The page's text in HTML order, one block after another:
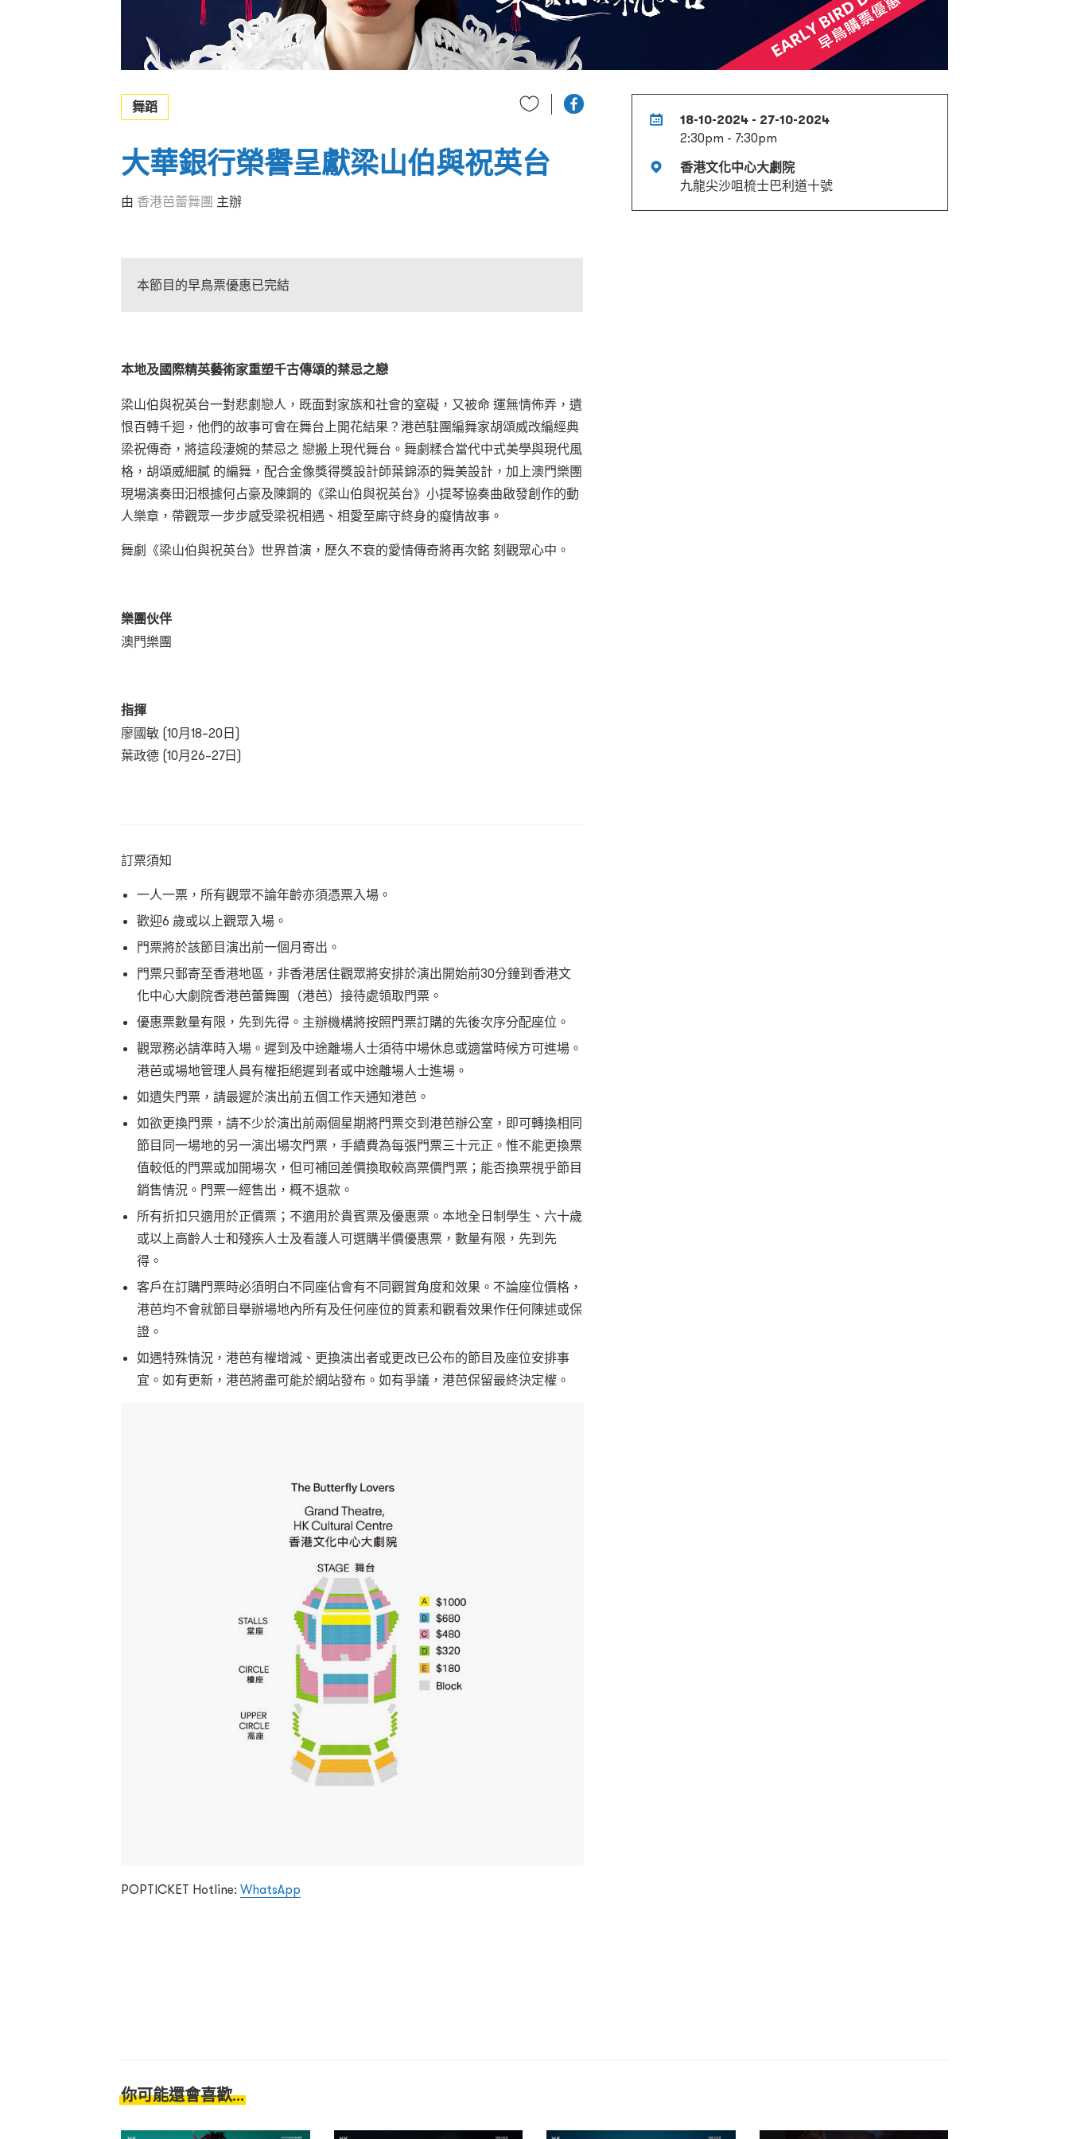
18-10-2024 - 27-10-2024
2:30pm - 7:30pm
香港文化中心大劇院
九龍尖沙咀梳士巴利道十號
舞蹈
大華銀行榮譽呈獻梁山伯與祝英台
由 香港芭蕾舞團 主辦
本節目的早鳥票優惠已完結
本地及國際精英藝術家重塑千古傳頌的禁忌之戀
梁山伯與祝英台一對悲劇戀人，既面對家族和社會的窒礙，又被命 運無情佈弄，遺
恨百轉千迴，他們的故事可會在舞台上開花結果？港芭駐團編舞家胡頌威改編經典
梁祝傳奇，將這段淒婉的禁忌之 戀搬上現代舞台。舞劇糅合當代中式美學與現代風
格，胡頌威細膩 的編舞，配合金像獎得獎設計師葉錦添的舞美設計，加上澳門樂團
現場演奏田汨根據何占豪及陳鋼的《梁山伯與祝英台》小提琴協奏曲啟發創作的動
人樂章，帶觀眾一步步感受梁祝相遇、相愛至廝守終身的癡情故事。
舞劇《梁山伯與祝英台》世界首演，歷久不衰的愛情傳奇將再次銘 刻觀眾心中。
樂團伙伴
澳門樂團
指揮
廖國敏 (10月18–20日)
葉政德 (10月26–27日)
訂票須知
一人一票，所有觀眾不論年齡亦須憑票入場。
歡迎6 歲或以上觀眾入場。
門票將於該節目演出前一個月寄出 。
門票只郵寄至香港地區，非香港居住觀眾將安排於演出開始前30分鐘到香港文
化中心大劇院香港芭蕾舞團（港芭）接待處領取門票。
優惠票數量有限，先到先得。主辦機構將按照門票訂購的先後次序分配座位。
觀眾務必請準時入場。遲到及中途離場人士須待中場休息或適當時候方可進場。
港芭或場地管理人員有權拒絕遲到者或中途離場人士進場。
如遺失門票，請最遲於演出前五個工作天通知港芭 。
如欲更換門票，請不少於演出前兩個星期將門票交到港芭辦公室，即可轉換相同
節目同一場地的另一演出場次門票，手續費為每張門票三十元正。惟不能更換票
值較低的門票或加開場次，但可補回差價換取較高票價門票；能否換票視乎節目
銷售情況。門票一經售出，概不退款。
所有折扣只適用於正價票；不適用於貴賓票及優惠票 。 本地全日制學生、六十歲
或以上高齡人士和殘疾人士及看護人可選購半價優惠票，數量有限，先到先
得。
客戶在訂購門票時必須明白不同座佔會有不同觀賞角度和效果。不論座位價格，
港芭均不會就節目舉辦場地內所有及任何座位的質素和觀看效果作任何陳述或保
證。
如遇特殊情況，港芭有權增減、更換演出者或更改已公布的節目及座位安排事
宜。如有更新，港芭將盡可能於網站發布。如有爭議，港芭保留最終決定權。
POPTICKET Hotline: WhatsApp
你可能還會喜歡...